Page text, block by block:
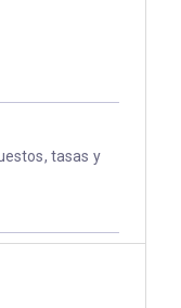
tasas y